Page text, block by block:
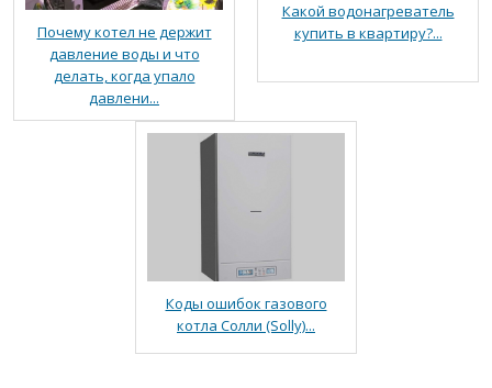
Почему котел не держит
давление воды и что
делать, когда упало
давлени...
Какой водонагреватель
купить в квартиру?...
Коды ошибок газового
котла Солли (Solly)...